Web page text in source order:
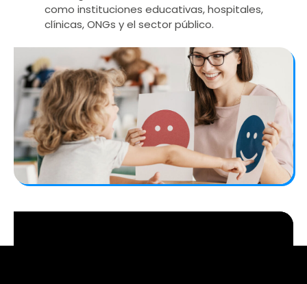
como instituciones educativas, hospitales,
clínicas, ONGs y el sector público.